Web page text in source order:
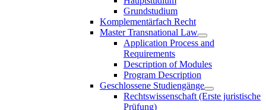
Grundstudium
Komplementärfach Recht
Master Transnational Law
Application Process and
Requirements
Description of Modules
Program Description
Geschlossene Studiengänge
Rechtswissenschaft (Erste juristische
Prüfung)